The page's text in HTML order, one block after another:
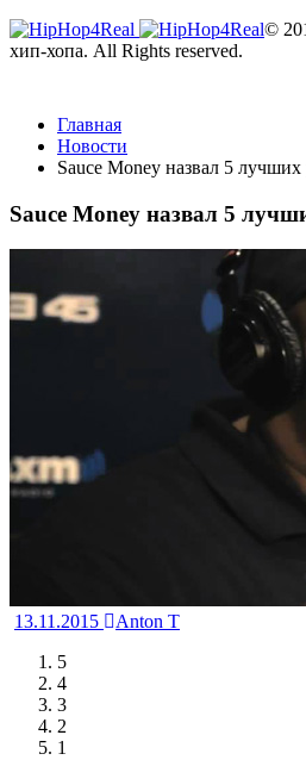
Главная
Новости
Sauce Money назвал 5
Sauce Money назвал 5
13.11.2015
Anton T
5
4
3
2
1
©
хип-хопа. All Rights reserved.